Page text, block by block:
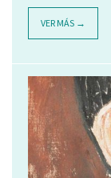
VER MÁS →